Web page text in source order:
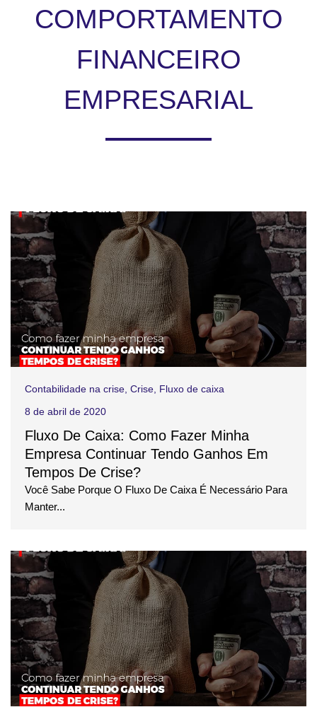
COMPORTAMENTO
FINANCEIRO
EMPRESARIAL
Contabilidade na crise, Crise, Fluxo de caixa
8 de abril de 2020
Fluxo De Caixa: Como Fazer Minha
Empresa Continuar Tendo Ganhos Em
Tempos De Crise?
Você Sabe Porque O Fluxo De Caixa É Necessário Para
Manter...